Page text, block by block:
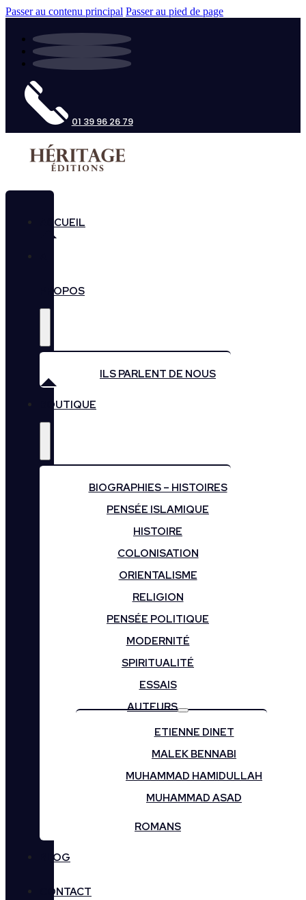
Passer au contenu principal Passer au pied de page
01 39 96 26 79
ACCUEIL
PROPOS
ILS PARLENT DE NOUS
BOUTIQUE
BIOGRAPHIES – HISTOIRES
PENSÉE ISLAMIQUE
HISTOIRE
COLONISATION
ORIENTALISME
RELIGION
PENSÉE POLITIQUE
MODERNITÉ
SPIRITUALITÉ
ESSAIS
AUTEURS
ETIENNE DINET
MALEK BENNABI
MUHAMMAD HAMIDULLAH
MUHAMMAD ASAD
ROMANS
BLOG
CONTACT